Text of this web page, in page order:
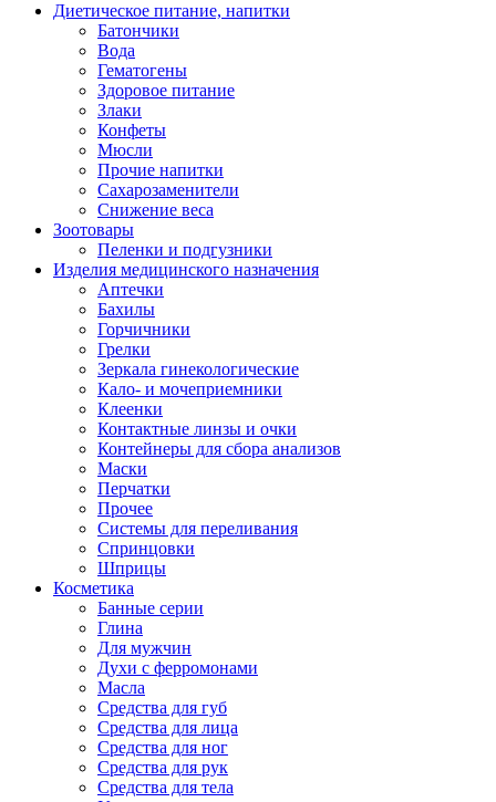
Диетическое питание, напитки
Батончики
Вода
Гематогены
Здоровое питание
Злаки
Конфеты
Мюсли
Прочие напитки
Сахарозаменители
Снижение веса
Зоотовары
Пеленки и подгузники
Изделия медицинского назначения
Аптечки
Бахилы
Горчичники
Грелки
Зеркала гинекологические
Кало- и мочеприемники
Клеенки
Контактные линзы и очки
Контейнеры для сбора анализов
Маски
Перчатки
Прочее
Системы для переливания
Спринцовки
Шприцы
Косметика
Банные серии
Глина
Для мужчин
Духи с ферромонами
Масла
Средства для губ
Средства для лица
Средства для ног
Средства для рук
Средства для тела